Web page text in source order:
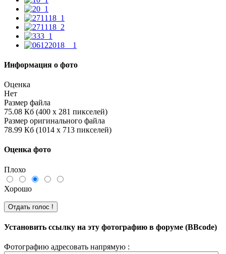
Информация о фото
Оценка
Нет
Размер файла
75.08 Кб (400 x 281 пикселей)
Размер оригинального файла
78.99 Кб (1014 x 713 пикселей)
Оценка фото
Плохо
Хорошо
Установить ссылку на эту фотографию в форуме (BBcode)
Фотографию адресовать напрямую :